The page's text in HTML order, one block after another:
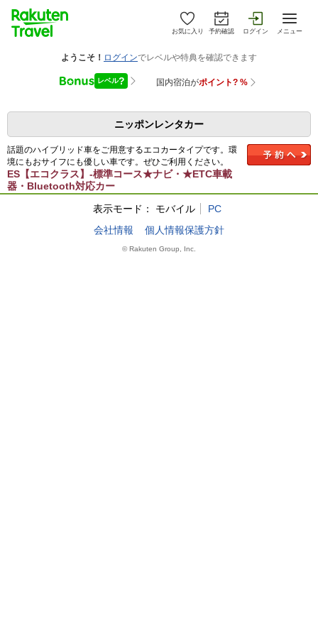
お気に入り 予約確認 ログイン メニュー
ニッポンレンタカー
話題のハイブリッド車をご用意するエコカータイプです。環
境にもおサイフにも優しい車です。ぜひご利用ください。
ES【エコクラス】-標準コース★ナビ・★ETC車載
器・Bluetooth対応カー
表示モード：
モバイル
PC
会社情報
個人情報保護方針
© Rakuten Group, Inc.